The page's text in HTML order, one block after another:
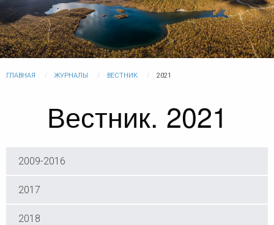
ГЛАВНАЯ ЖУРНАЛЫ ВЕСТНИК 2021
Вестник. 2021
2009-2016
2017
2018